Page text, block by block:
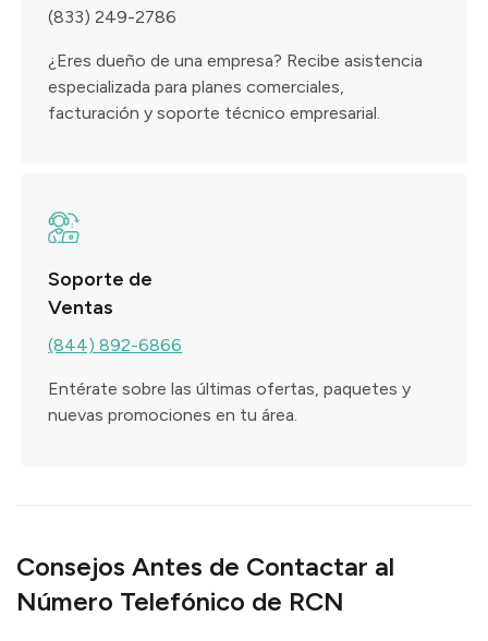
(833) 249-2786
¿Eres dueño de una empresa? Recibe asistencia
especializada para planes comerciales,
facturación y soporte técnico empresarial.
Soporte de
Ventas
(844) 892-6866
Entérate sobre las últimas ofertas, paquetes y
nuevas promociones en tu área.
Consejos Antes de Contactar al
Número Telefónico de RCN